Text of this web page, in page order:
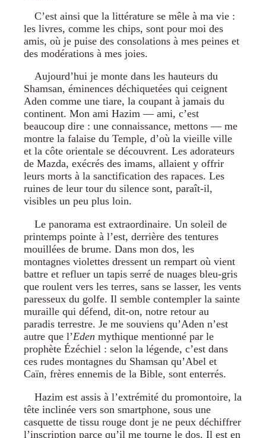
C’est ainsi que la littérature se mêle à ma vie :
les livres, comme les chips, sont pour moi des
amis, où je puise des consolations à mes peines et
des modérations à mes joies.
Aujourd’hui je monte dans les hauteurs du
Shamsan, éminences déchiquetées qui ceignent
Aden comme une tiare, la coupant à jamais du
continent. Mon ami Hazim — ami, c’est
beaucoup dire : une connaissance, mettons — me
montre la falaise du Temple, d’où la vieille ville
et la côte orientale se découvrent. Les adorateurs
de Mazda, exécrés des imams, allaient y offrir
leurs morts à la sanctification des rapaces. Les
ruines de leur tour du silence sont, paraît-il,
visibles un peu plus loin.
Le panorama est extraordinaire. Un soleil de
printemps pointe à l’est, derrière des tentures
mouillées de brume. Dans mon dos, les
montagnes violettes dressent un rempart où vient
battre et refluer un tapis serré de nuages bleu-gris
que roulent vers les terres, sans se lasser, les vents
paresseux du golfe. Il semble contempler la sainte
muraille qui défend, dit-on, notre retour au
paradis terrestre. Je me souviens qu’Aden n’est
autre que l’Eden mythique mentionné par le
prophète Ézéchiel : selon la légende, c’est dans
ces rudes montagnes du Shamsan qu’Abel et
Caïn, frères ennemis de la Bible, sont enterrés.
Hazim est assis à l’extrémité du promontoire, la
tête inclinée vers son smartphone, sous une
casquette de tissu rouge dont je ne peux déchiffrer
l’inscription parce qu’il me tourne le dos. Il est en